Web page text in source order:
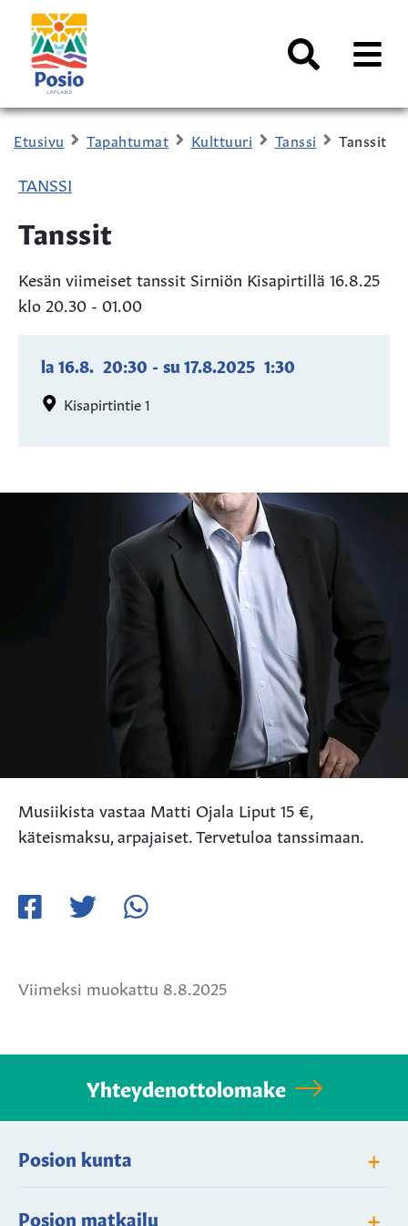
Siirry sisältöön
Kaupungin
logo
AVAA
Etusivu Tapahtumat Kulttuuri Tanssi Tanssit
TANSSI
Tanssit
Kesän viimeiset tanssit Sirniön Kisapirtillä 16.8.25
klo 20.30 - 01.00
la 16.8. 20:30 - su 17.8.2025 1:30
Kisapirtintie 1
Musiikista vastaa Matti Ojala Liput 15 €,
käteismaksu, arpajaiset. Tervetuloa tanssimaan.
Viimeksi muokattu 8.8.2025
Yhteydenottolomake
Posion kunta +
Posion matkailu +